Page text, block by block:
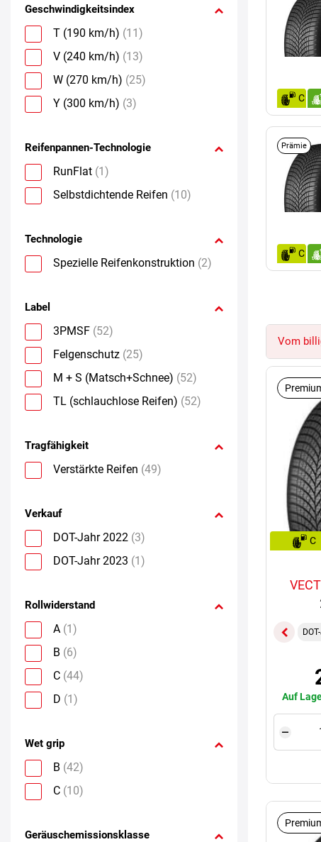
Geschwindigkeitsindex
T (190 km/h) (11)
V (240 km/h) (13)
W (270 km/h) (25)
Y (300 km/h) (3)
Reifenpannen-Technologie
RunFlat (1)
Selbstdichtende Reifen (10)
Technologie
Spezielle Reifenkonstruktion (2)
Label
3PMSF (52)
Felgenschutz (25)
M + S (Matsch+Schnee) (52)
TL (schlauchlose Reifen) (52)
Tragfähigkeit
Verstärkte Reifen (49)
Verkauf
DOT-Jahr 2022 (3)
DOT-Jahr 2023 (1)
Rollwiderstand
A (1)
B (6)
C (44)
D (1)
Wet grip
B (42)
C (10)
Geräuschemissionsklasse
C
Prämie
C
Vom
C
Auf